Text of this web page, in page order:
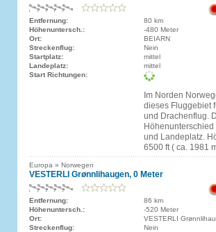
Entfernung:
80 km
Höhenuntersch.:
-480 Meter
Ort:
BEIARN
Streckenflug:
Nein
Startplatz:
mittel
Landeplatz:
mittel
Start Richtungen:
Im Norden
dieses Fluggebiet
und Drachenflug.
und Landeplatz.
6500 ft ( ca. 1981
Europa » Norwegen
VESTERLI Grønnlihaugen, 0 Meter
Entfernung:
86 km
Höhenuntersch.:
-520 Meter
Ort:
VESTERLI
Streckenflug:
Nein